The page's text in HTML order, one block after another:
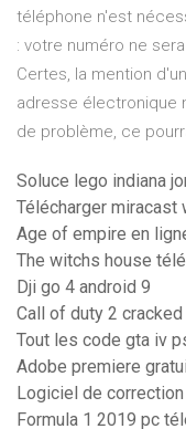
téléphone n'est
: votre numéro ne
Certes, la mention
adresse électronique
de problème, ce
Soluce lego indiana
Télécharger miracast
Age of empire en
The witchs house
Dji go 4 android 9
Call of duty 2
Tout les code gta iv
Adobe premiere
Logiciel de
Formula 1 2019 pc